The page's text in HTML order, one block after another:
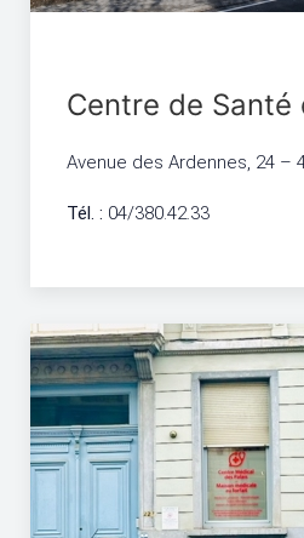
Centre de Santé
Avenue des Ardennes, 24 –
Tél. : 04/380.42.33